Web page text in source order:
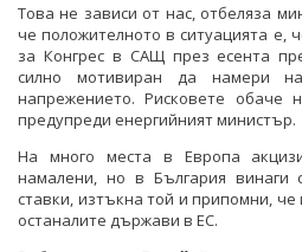
Това не зависи от нас, отбеляза
че положителното в ситуацията е,
за Конгрес в САЩ през есента
силно мотивиран да намери
напрежението. Рисковете обаче
предупреди енергийният министър.
На много места в Европа
намалени, но в България винаги
ставки, изтъкна той и припомни, че
останалите държави в ЕС.